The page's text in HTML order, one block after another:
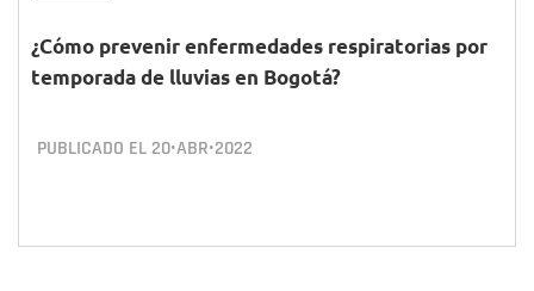
¿Cómo prevenir enfermedades respiratorias por
temporada de lluvias en Bogotá?
PUBLICADO EL 20•ABR•2022